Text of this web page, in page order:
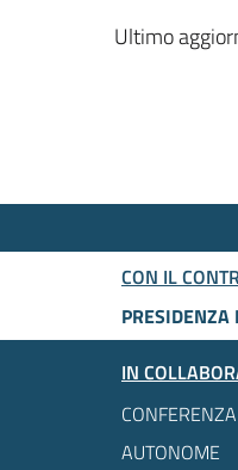
Ultimo
CON IL
IN
AUTONOME